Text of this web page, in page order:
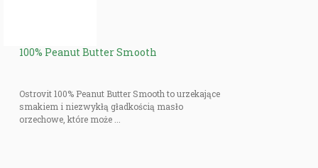
100% Peanut Butter Smooth
Ostrovit 100% Peanut Butter Smooth to urzekające
smakiem i niezwykłą gładkością masło
orzechowe, które może ...